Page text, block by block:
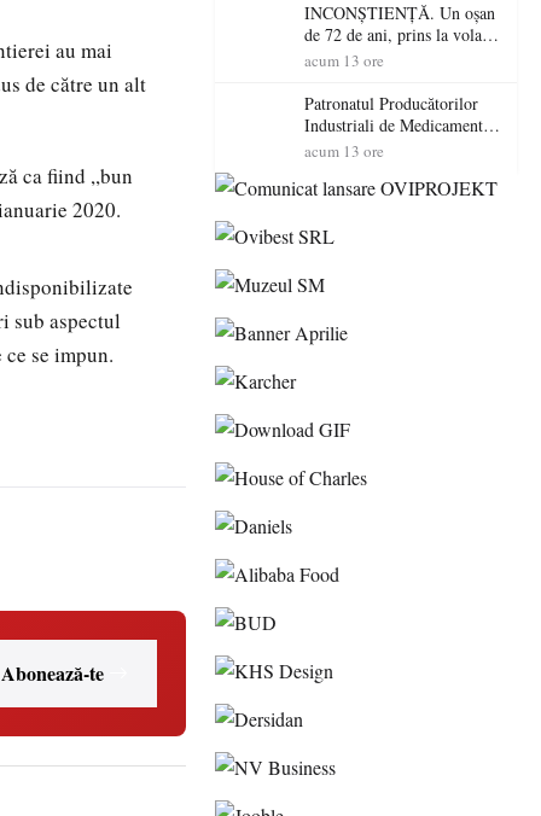
au mai
de către un alt
ca fiind ,,bun
2020.
sub aspectul
se impun.
Abonează-te
INCONȘTIENȚĂ. Un oșan
de 72 de ani, prins la volan
fără permis! Polițiștii l-au
acum 13 ore
Patronatul Producătorilor
Industriali de Medicamente
din România (PRIMER):
energie electrică a fabricilor
pericol accesul pacienților la
acum 13 ore